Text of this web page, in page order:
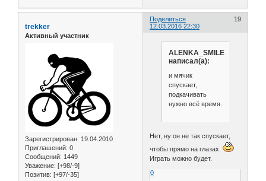
Поделиться
19
12.03.2016 22:30
trekker
Активный участник
Зарегистрирован: 19.04.2010
Приглашений: 0
Сообщений: 1449
Уважение: [+98/-9]
Позитив: [+97/-35]
ALENKA_SMILE
написал(а):
и мячик
спускает,
подкачивать
нужно всё время.
Нет, ну он не так спускает,
чтобы прямо на глазах.
Играть можно будет.
0